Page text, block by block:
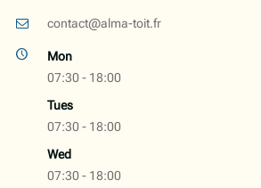
contact@alma-toit.fr
Mon
07:30 - 18:00
Tues
07:30 - 18:00
Wed
07:30 - 18:00